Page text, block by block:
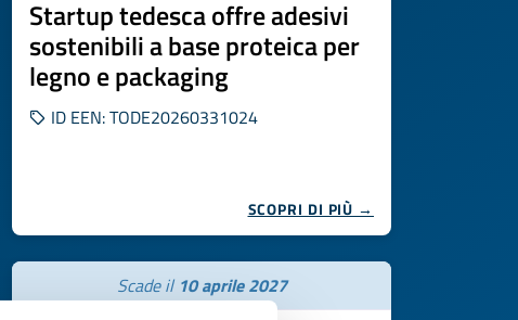
Startup tedesca offre adesivi
sostenibili a base proteica per
legno e packaging
ID EEN: TODE20260331024
SCOPRI DI PIÙ →
Scade il 10 aprile 2027